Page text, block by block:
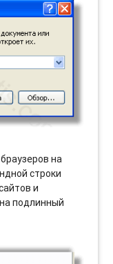
на
строки
и
подлинный